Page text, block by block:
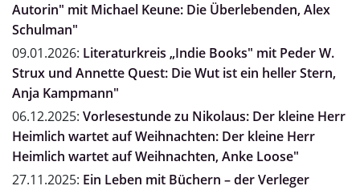
Autorin" mit Michael Keune: Die Überlebenden, Alex
Schulman"
09.01.2026: Literaturkreis „Indie Books" mit Peder W.
Strux und Annette Quest: Die Wut ist ein heller Stern,
Anja Kampmann"
06.12.2025: Vorlesestunde zu Nikolaus: Der kleine Herr
Heimlich wartet auf Weihnachten: Der kleine Herr
Heimlich wartet auf Weihnachten, Anke Loose"
27.11.2025: Ein Leben mit Büchern – der Verleger